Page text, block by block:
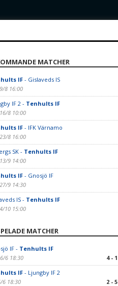
MATCHER
IF- Gislaveds IS
8 16:00
IF 2 - Tenhults IF
8 10:00
IF- IFK Värnamo
8 16:00
SK - Tenhults IF
9 14:00
IF- Gnosjö IF
9 14:30
IS - Tenhults IF
10 15:00
MATCHER
IF - Tenhults IF
6 18:30
4 - 1
IF- Ljungby IF 2
6 18:30
2 - 5